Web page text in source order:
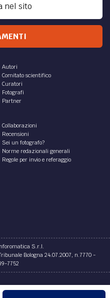
nel sito
Autori
Comitato scientifico
Curatori
Fotografi
Partner
Collaborazioni
Recensioni
Sei un fotografo?
Norme redazionali generali
Regole per invio e referaggio
S.r.l.
Bologna 24.07.2007, n.7770 -
7752